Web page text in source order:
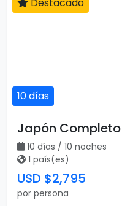
10 días
Japón Completo
10 días / 10 noches
1 país(es)
USD $2,795
por persona